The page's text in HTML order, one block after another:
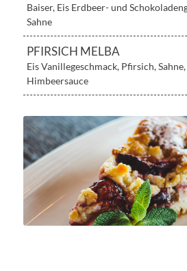
Baiser, Eis Erdbeer- und
Sahne
PFIRSICH MELBA
Eis Vanillegeschmack, Pfirsich, Sahne,
Himbeersauce